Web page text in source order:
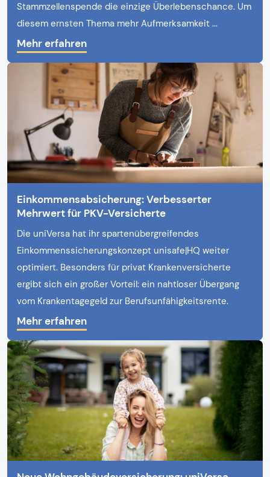
Stammzellenspende die einzige Überlebenschance. Um
diesem ernsten Thema mehr Aufmerksamkeit ...
Mehr erfahren
Einkommensabsicherung: Verbesserter
Mehrwert für PKV-Versicherte
Die uniVersa hat ihr spartenübergreifendes
Einkommenssicherungskonzept unisafe|HQ weiter
optimiert. Besonders für privat Krankenversicherte
ergibt sich ein großer Vorteil: ein nahtloser Übergang
vom Krankentagegeld zur Berufsunfähigkeitsrente.
Mehr erfahren